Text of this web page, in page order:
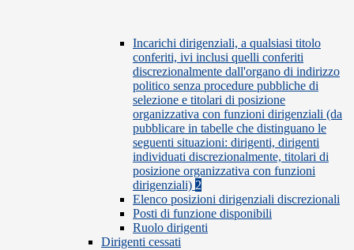
Incarichi dirigenziali, a qualsiasi titolo
conferiti, ivi inclusi quelli conferiti
discrezionalmente dall'organo di indirizzo
politico senza procedure pubbliche di
selezione e titolari di posizione
organizzativa con funzioni dirigenziali (da
pubblicare in tabelle che distinguano le
seguenti situazioni: dirigenti, dirigenti
individuati discrezionalmente, titolari di
posizione organizzativa con funzioni
dirigenziali) 2
Elenco posizioni dirigenziali discrezionali
Posti di funzione disponibili
Ruolo dirigenti
Dirigenti cessati